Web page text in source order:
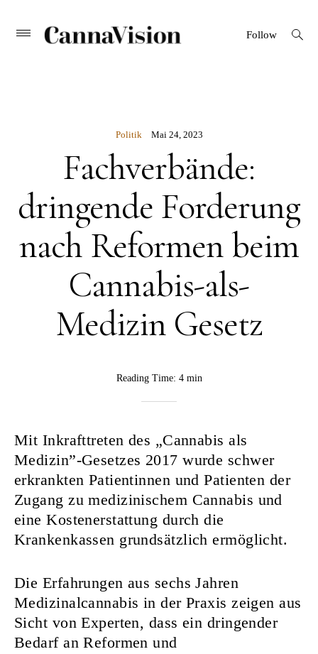
Skip Primary
Menu
CANNAVISION
Follow
open
search
Politik Mai 24, 2023
Fachverbände:
dringende Forderung
nach Reformen beim
Cannabis-als-
Medizin Gesetz
Reading Time: 4 min
Mit Inkrafttreten des „Cannabis als
Medizin”-Gesetzes 2017 wurde schwer
erkrankten Patientinnen und Patienten der
Zugang zu medizinischem Cannabis und
eine Kostenerstattung durch die
Krankenkassen grundsätzlich ermöglicht.
Die Erfahrungen aus sechs Jahren
Medizinalcannabis in der Praxis zeigen aus
Sicht von Experten, dass ein dringender
Bedarf an Reformen und